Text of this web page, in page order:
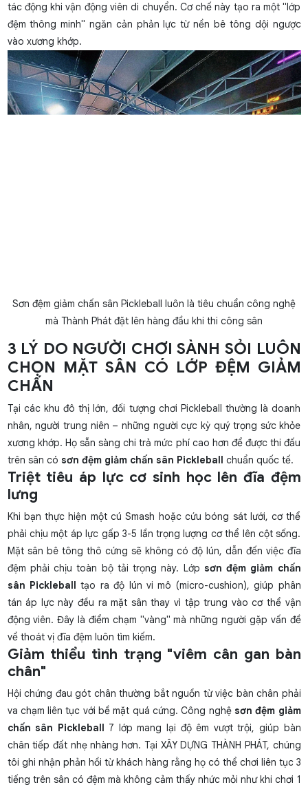
tác động khi vận động viên di chuyển. Cơ chế này tạo ra một "lớp
đệm thông minh" ngăn cản phản lực từ nền bê tông dội ngược
vào xương khớp.
Sơn đệm giảm chấn sân Pickleball luôn là tiêu chuẩn công nghệ
mà Thành Phát đặt lên hàng đầu khi thi công sân
3 LÝ DO NGƯỜI CHƠI SÀNH SỎI LUÔN
CHỌN MẶT SÂN CÓ LỚP ĐỆM GIẢM
CHẤN
Tại các khu đô thị lớn, đối tượng chơi Pickleball thường là doanh
nhân, người trung niên – những người cực kỳ quý trọng sức khỏe
xương khớp. Họ sẵn sàng chi trả mức phí cao hơn để được thi đấu
trên sân có sơn đệm giảm chấn sân Pickleball chuẩn quốc tế.
Triệt tiêu áp lực cơ sinh học lên đĩa đệm
lưng
Khi bạn thực hiện một cú Smash hoặc cứu bóng sát lưới, cơ thể
phải chịu một áp lực gấp 3-5 lần trọng lượng cơ thể lên cột sống.
Mặt sân bê tông thô cứng sẽ không có độ lún, dẫn đến việc đĩa
đệm phải chịu toàn bộ tải trọng này. Lớp sơn đệm giảm chấn
sân Pickleball tạo ra độ lún vi mô (micro-cushion), giúp phân
tán áp lực này đều ra mặt sân thay vì tập trung vào cơ thể vận
động viên. Đây là điểm chạm "vàng" mà những người gặp vấn đề
về thoát vị đĩa đệm luôn tìm kiếm.
Giảm thiểu tình trạng "viêm cân gan bàn
chân"
Hội chứng đau gót chân thường bắt nguồn từ việc bàn chân phải
va chạm liên tục với bề mặt quá cứng. Công nghệ sơn đệm giảm
chấn sân Pickleball 7 lớp mang lại độ êm vượt trội, giúp bàn
chân tiếp đất nhẹ nhàng hơn. Tại XÂY DỰNG THÀNH PHÁT, chúng
tôi ghi nhận phản hồi từ khách hàng rằng họ có thể chơi liên tục 3
tiếng trên sân có đệm mà không cảm thấy nhức mỏi như khi chơi 1